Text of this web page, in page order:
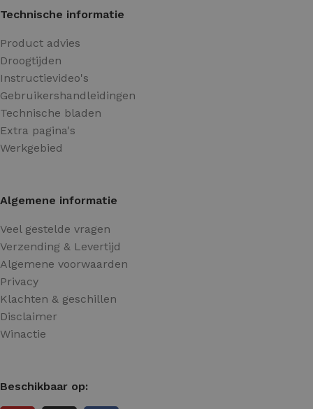
Technische informatie
Product advies
Droogtijden
Instructievideo's
Gebruikershandleidingen
Technische bladen
Extra pagina's
Werkgebied
Algemene informatie
Veel gestelde vragen
Verzending & Levertijd
Algemene voorwaarden
Privacy
Klachten & geschillen
Disclaimer
Winactie
Beschikbaar op: